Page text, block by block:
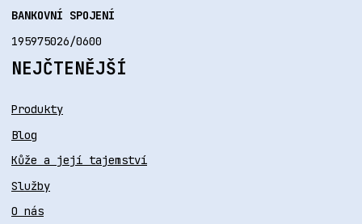
BANKOVNÍ SPOJENÍ
195975026/0600
NEJČTENĚJŠÍ
Produkty
Blog
Kůže a její tajemství
Služby
O nás